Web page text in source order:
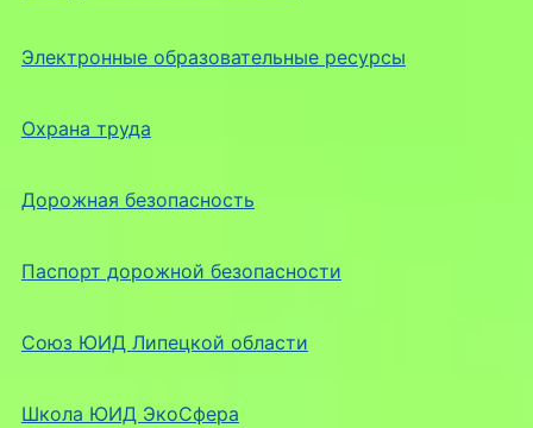
Электронные образовательные ресурсы
Охрана труда
Дорожная безопасность
Паспорт дорожной безопасности
Союз ЮИД Липецкой области
Школа ЮИД ЭкоСфера